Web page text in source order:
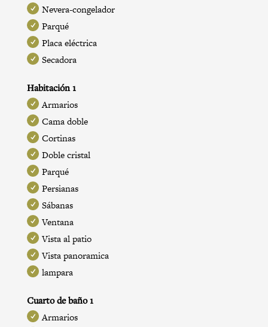
Nevera-congelador
Parqué
Placa eléctrica
Secadora
Habitación 1
Armarios
Cama doble
Cortinas
Doble cristal
Parqué
Persianas
Sábanas
Ventana
Vista al patio
Vista panoramica
lampara
Cuarto de baño 1
Armarios